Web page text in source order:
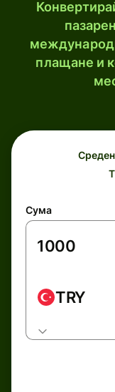
плащане и
Среден
Сума
TRY